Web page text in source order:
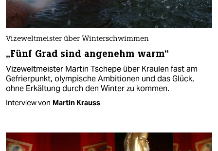
Vizeweltmeister über Winterschwimmen
„Fünf Grad sind angenehm warm“
Vizeweltmeister Martin Tschepe über Kraulen fast am
Gefrierpunkt, olympische Ambitionen und das Glück,
ohne Erkältung durch den Winter zu kommen.
Interview von Martin Krauss